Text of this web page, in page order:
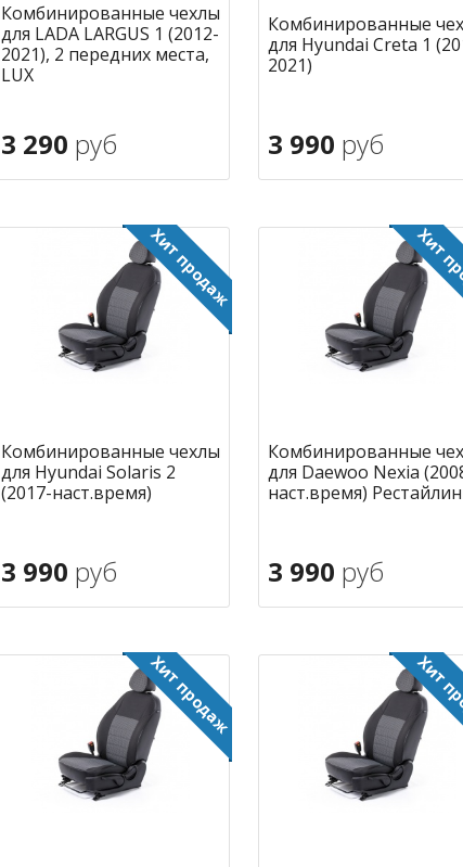
Комбинированные чехлы
для LADA LARGUS 1 (2012-
2021), 2 передних места,
LUX
3 290 руб
В корзину
Комбинированные
для Hyundai Creta 1
2021)
3 990 руб
В корзину
Комбинированные чехлы
для Hyundai Solaris 2
(2017-наст.время)
3 990 руб
Комбинированные
для Daewoo Nexia
наст.время)
3 990 руб